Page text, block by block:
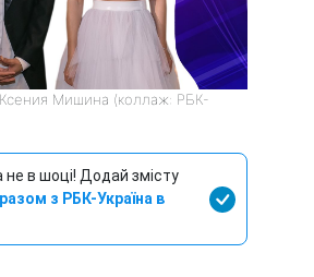
Мишина (коллаж: РБК-
не в шоці! Додай змісту
разом з РБК-Україна в